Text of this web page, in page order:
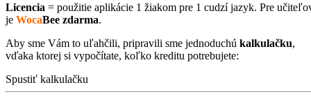
Licencia = použitie aplikácie 1 žiakom pre 1 cudzí jazyk. Pre
je WocaBee zdarma.
Aby sme Vám to uľahčili, pripravili sme jednoduchú kalkulačku,
vďaka ktorej si vypočítate, koľko kreditu potrebujete:
Spustiť kalkulačku